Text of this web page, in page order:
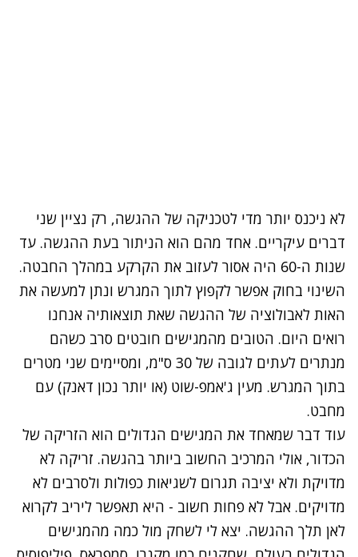
לא ניכנס יותר מדי לטכניקה של ההגשה, רק נציין שני
דברים עיקריים. אחד מהם הוא הניתור בעת ההגשה. עד
שנות ה-60 היה אסור לעזוב את הקרקע במהלך החבטה.
השינוי בחוק אפשר לקפוץ לתוך המגרש ונתן למעשה את
האות לאבולוציה של ההגשה שאת תוצאותיה אנחנו
רואים היום. הטובים מהמגישים חובטים סרב כשהם
מנתרים לעתים לגובה של 30 ס"מ, ומסיימים שני מטרים
בתוך המגרש. מעין ג'אמפ-שוט (או יותר נכון דאנק) עם
מחבט.
עוד דבר שמאחד את המגישים הגדולים הוא הזריקה של
הכדור, אולי המרכיב החשוב ביותר בהגשה. זריקה לא
מדויקת ולא יציבה תגרום לשגיאות כפולות ולסרבים לא
מדויקים. אבל לא פחות חשוב - היא תאפשר ליריב לקרוא
לאן תלך ההגשה. יצא לי לשחק מול כמה מהמגישים